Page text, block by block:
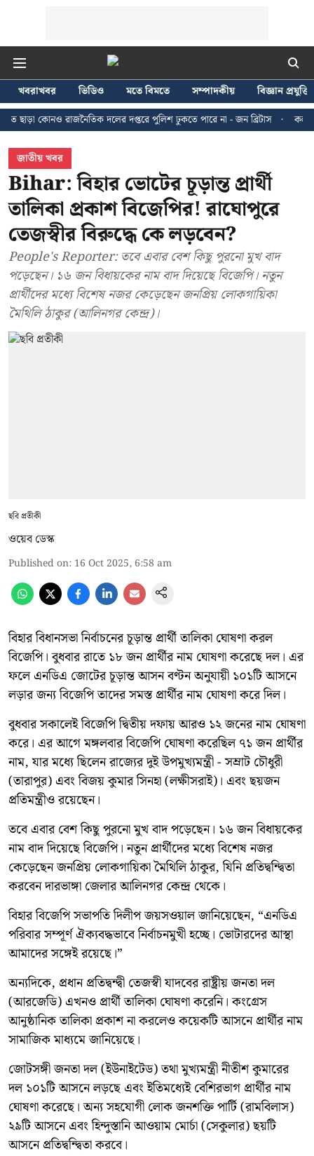
খবরাখবর ভিডিও মতে বিমতে সম্পাদকীয়
বিজ্ঞান প্রযুক্তি
রাজনৈতিক দলের দপ্তরে পুলিশ ঢুকতে পারে না - জন ব্রিটাস
কলকাতায় ২৪
জাতীয় খবর
Bihar: বিহার ভোটের চূড়ান্ত প্রার্থী
তালিকা প্রকাশ বিজেপির! রাঘোপুরে
তেজস্বীর বিরুদ্ধে কে লড়বেন?
People's Reporter: তবে এবার বেশ কিছু পুরনো মুখ বাদ
পড়েছেন। ১৬ জন বিধায়কের নাম বাদ দিয়েছে বিজেপি। নতুন
প্রার্থীদের মধ্যে বিশেষ নজর কেড়েছেন জনপ্রিয় লোকগায়িকা
মৈথিলি ঠাকুর (আলিনগর কেন্দ্র)।
ছবি প্রতীকী
ওয়েব ডেস্ক
Published on: 16 Oct 2025, 6:58 am
বিহার বিধানসভা নির্বাচনের চূড়ান্ত প্রার্থী তালিকা ঘোষণা করল
বিজেপি। বুধবার রাতে ১৮ জন প্রার্থীর নাম ঘোষণা করেছে দল। এর
ফলে এনডিএ জোটের চূড়ান্ত আসন বণ্টন অনুযায়ী ১০১টি আসনে
লড়ার জন্য বিজেপি তাদের সমস্ত প্রার্থীর নাম ঘোষণা করে দিল।
বুধবার সকালেই বিজেপি দ্বিতীয় দফায় আরও ১২ জনের নাম ঘোষণা
করে। এর আগে মঙ্গলবার বিজেপি ঘোষণা করেছিল ৭১ জন প্রার্থীর
নাম, যার মধ্যে ছিলেন রাজ্যের দুই উপমুখ্যমন্ত্রী - সম্রাট চৌধুরী
(তারাপুর) এবং বিজয় কুমার সিনহা (লক্ষীসরাই)। এবং ছয়জন
প্রতিমন্ত্রীও রয়েছেন।
তবে এবার বেশ কিছু পুরনো মুখ বাদ পড়েছেন। ১৬ জন বিধায়কের
নাম বাদ দিয়েছে বিজেপি। নতুন প্রার্থীদের মধ্যে বিশেষ নজর
কেড়েছেন জনপ্রিয় লোকগায়িকা মৈথিলি ঠাকুর, যিনি প্রতিদ্বন্দ্বিতা
করবেন দারভাঙ্গা জেলার আলিনগর কেন্দ্র থেকে।
বিহার বিজেপি সভাপতি দিলীপ জয়সওয়াল জানিয়েছেন, “এনডিএ
পরিবার সম্পূর্ণ ঐক্যবদ্ধভাবে নির্বাচনমুখী হচ্ছে। ভোটারদের আস্থা
আমাদের সঙ্গেই রয়েছে।”
অন্যদিকে, প্রধান প্রতিদ্বন্দ্বী তেজস্বী যাদবের রাষ্ট্রীয় জনতা দল
(আরজেডি) এখনও প্রার্থী তালিকা ঘোষণা করেনি। কংগ্রেস
আনুষ্ঠানিক তালিকা প্রকাশ না করলেও কয়েকটি আসনে প্রার্থীর নাম
সামাজিক মাধ্যমে জানিয়েছে।
জোটসঙ্গী জনতা দল (ইউনাইটেড) তথা মুখ্যমন্ত্রী নীতীশ কুমারের
দল ১০১টি আসনে লড়ছে এবং ইতিমধ্যেই বেশিরভাগ প্রার্থীর নাম
ঘোষণা করেছে। অন্য সহযোগী লোক জনশক্তি পার্টি (রামবিলাস)
২৯টি আসনে এবং হিন্দুস্তানি আওয়াম মোর্চা (সেকুলার) ছয়টি
আসনে প্রতিদ্বন্দ্বিতা করবে।